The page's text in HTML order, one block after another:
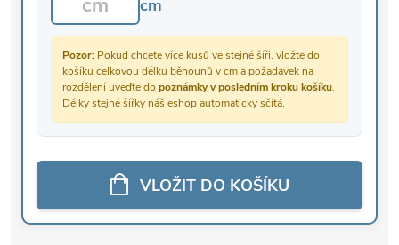
cm
Pozor: Pokud chcete více kusů ve stejné šíři, vložte do
košíku celkovou délku běhounů v cm a požadavek na
rozdělení uveďte do poznámky v posledním kroku košíku.
Délky stejné šířky náš eshop automaticky sčítá.
VLOŽIT DO KOŠÍKU